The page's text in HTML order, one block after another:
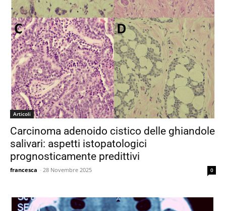
Articoli
Carcinoma adenoido cistico delle ghiandole
salivari: aspetti istopatologici
prognosticamente predittivi
francesca - 28 Novembre 2025 0